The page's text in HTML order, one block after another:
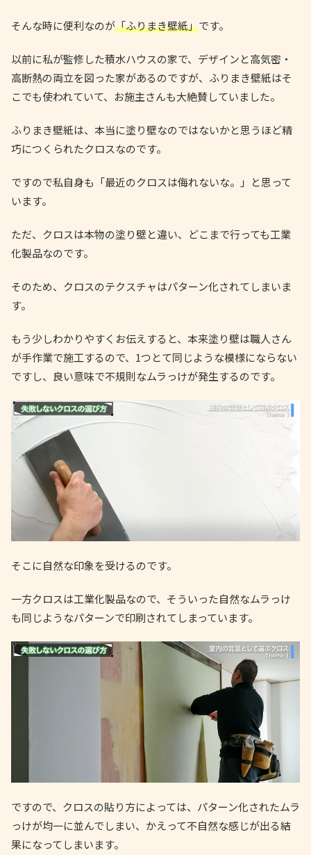
そんな時に便利なのが「ふりまき壁紙」です。
以前に私が監修した積水ハウスの家で、デザインと高気密・
高断熱の両立を図った家があるのですが、ふりまき壁紙はそ
こでも使われていて、お施主さんも大絶賛していました。
ふりまき壁紙は、本当に塗り壁なのではないかと思うほど精
巧につくられたクロスなのです。
ですので私自身も「最近のクロスは侮れないな。」と思って
います。
ただ、クロスは本物の塗り壁と違い、どこまで行っても工業
化製品なのです。
そのため、クロスのテクスチャはパターン化されてしまいま
す。
もう少しわかりやすくお伝えすると、本来塗り壁は職人さん
が手作業で施工するので、1つとて同じような模様にならない
ですし、良い意味で不規則なムラっけが発生するのです。
そこに自然な印象を受けるのです。
一方クロスは工業化製品なので、そういった自然なムラっけ
も同じようなパターンで印刷されてしまっています。
ですので、クロスの貼り方によっては、パターン化されたムラ
っけが均一に並んでしまい、かえって不自然な感じが出る結
果になってしまいます。